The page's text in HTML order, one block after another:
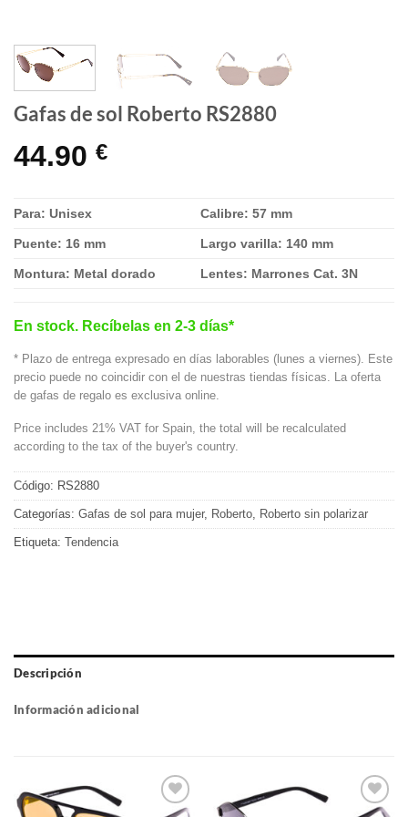
Gafas de sol Roberto RS2880
44.90 €
Para: Unisex Calibre: 57 mm
Puente: 16 mm Largo varilla: 140 mm
Montura: Metal dorado Lentes: Marrones Cat. 3N
En stock. Recíbelas en 2-3 días*
* Plazo de entrega expresado en días laborables (lunes a viernes). Este
precio puede no coincidir con el de nuestras tiendas físicas. La oferta
de gafas de regalo es exclusiva online.
Price includes 21% VAT for Spain, the total will be recalculated
according to the tax of the buyer's country.
Código: RS2880
Categorías: Gafas de sol para mujer, Roberto, Roberto sin polarizar
Etiqueta: Tendencia
Descripción
Información adicional